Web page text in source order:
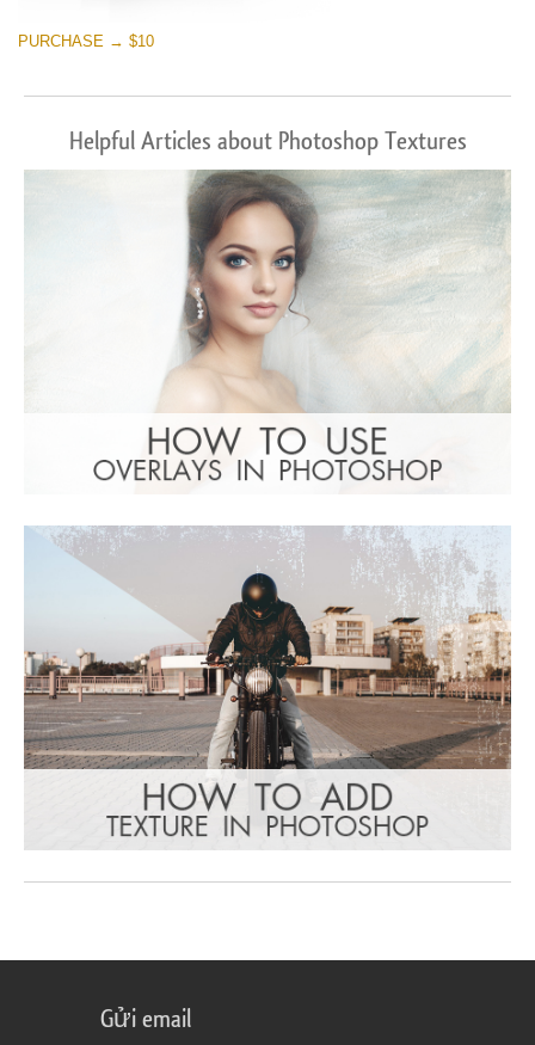
PURCHASE → $10
Helpful Articles about Photoshop Textures
Gửi email